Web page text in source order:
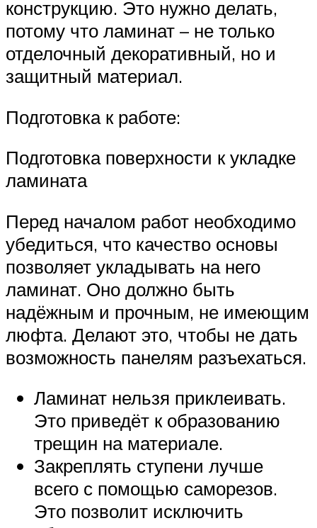
конструкцию. Это нужно делать,
потому что ламинат – не только
отделочный декоративный, но и
защитный материал.
Подготовка к работе:
Подготовка поверхности к укладке
ламината
Перед началом работ необходимо
убедиться, что качество основы
позволяет укладывать на него
ламинат. Оно должно быть
надёжным и прочным, не имеющим
люфта. Делают это, чтобы не дать
возможность панелям разъехаться.
Ламинат нельзя приклеивать.
Это приведёт к образованию
трещин на материале.
Закреплять ступени лучше
всего с помощью саморезов.
Это позволит исключить